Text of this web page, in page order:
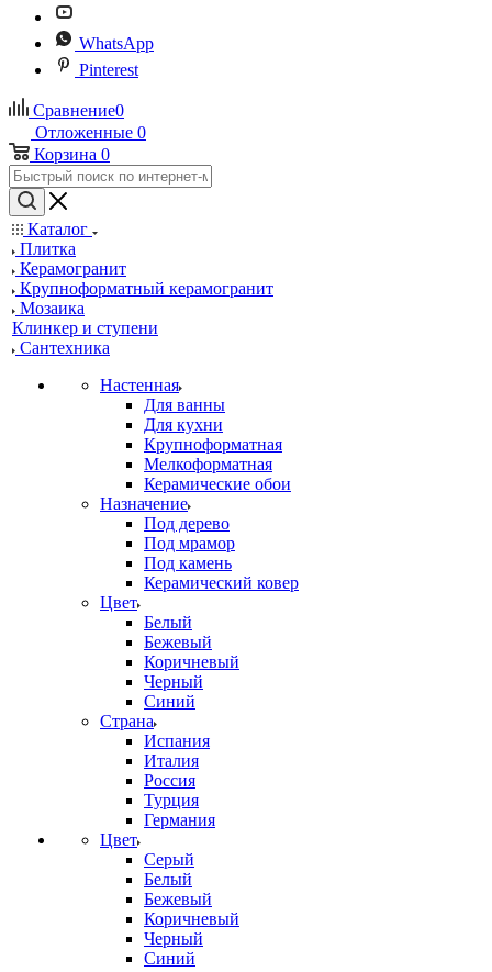
WhatsApp
Pinterest
Сравнение0
Отложенные 0
Корзина 0
Каталог
Плитка
Керамогранит
Крупноформатный керамогранит
Мозаика
Клинкер и ступени
Сантехника
Настенная
Для ванны
Для кухни
Крупноформатная
Мелкоформатная
Керамические обои
Назначение
Под дерево
Под мрамор
Под камень
Керамический ковер
Цвет
Белый
Бежевый
Коричневый
Черный
Синий
Страна
Испания
Италия
Россия
Турция
Германия
Цвет
Серый
Белый
Бежевый
Коричневый
Черный
Синий